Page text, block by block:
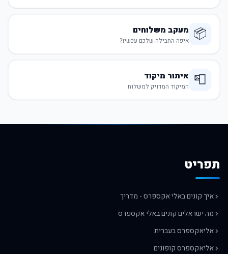
📦 מעקב משלוחים
איפה החבילה שלכם עכשיו?
📮 איתור מיקוד
המיקוד המדויק למשלוח
תפריט
איך קונים באלי אקספרס - מדריך
מה ישראלים קונים באלי אקספרס
אליאקספרס בעברית
אליאקספרס קופונים